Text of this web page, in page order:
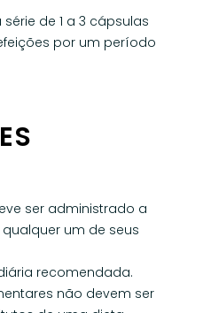
de 1 a 3 cápsulas
por um período
ser administrado a
um de seus
recomendada.
não devem ser